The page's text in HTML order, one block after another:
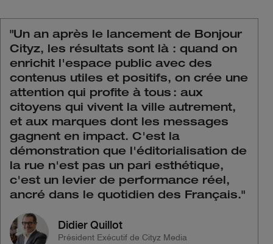
"Un an après le lancement de Bonjour
Cityz, les résultats sont là : quand on
enrichit l'espace public avec des
contenus utiles et positifs, on crée une
attention qui profite à tous : aux
citoyens qui vivent la ville autrement,
et aux marques dont les messages
gagnent en impact. C'est la
démonstration que l'éditorialisation de
la rue n'est pas un pari esthétique,
c'est un levier de performance réel,
ancré dans le quotidien des Français."
Didier Quillot
Président Exécutif de Cityz Media